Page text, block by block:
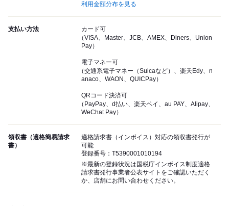
利用金額分布を見る
支払い方法
カード可
（VISA、Master、JCB、AMEX、Diners、Union
Pay）
電子マネー可
（交通系電子マネー（Suicaなど）、楽天Edy、n
anaco、WAON、QUICPay）
QRコード決済可
（PayPay、d払い、楽天ペイ、au PAY、Alipay、
WeChat Pay）
領収書（適格簡易請求
書）
適格請求書（インボイス）対応の領収書発行が
可能
登録番号：T5390001010194
※最新の登録状況は国税庁インボイス制度適格
請求書発行事業者公表サイトをご確認いただく
か、店舗にお問い合わせください。